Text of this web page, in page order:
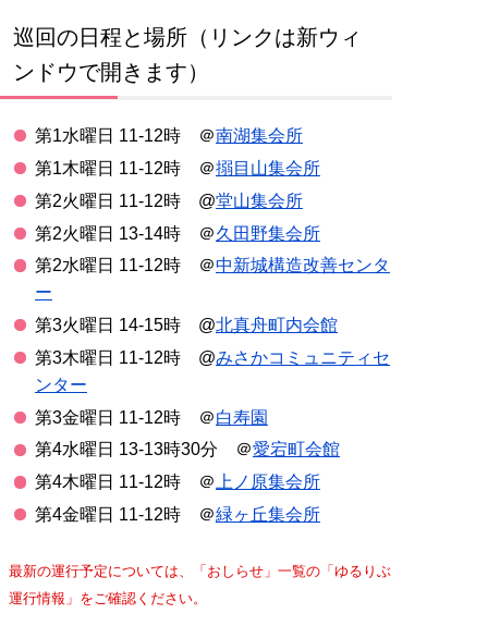
巡回の日程と場所（リンクは新ウィ
ンドウで開きます）
第1水曜日 11-12時 ＠南湖集会所
第1木曜日 11-12時 ＠搦目山集会所
第2火曜日 11-12時 @堂山集会所
第2火曜日 13-14時 ＠久田野集会所
第2水曜日 11-12時 ＠中新城構造改善センタ
ー
第3火曜日 14-15時 @北真舟町内会館
第3木曜日 11-12時 @みさかコミュニティセ
ンター
第3金曜日 11-12時 ＠白寿園
第4水曜日 13-13時30分 ＠愛宕町会館
第4木曜日 11-12時 ＠ 上ノ原集会所
第4金曜日 11-12時 ＠緑ヶ丘集会所
最新の運行予定については、「おしらせ」一覧の「ゆるりぶ
運行情報」をご確認ください。